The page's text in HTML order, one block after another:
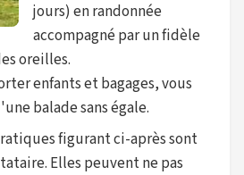
jours) en randonnée
accompagné par un fidèle
oreilles.
enfants et bagages, vous
balade sans égale.
figurant ci-après sont
Elles peuvent ne pas